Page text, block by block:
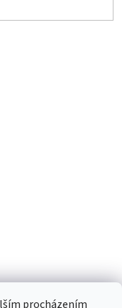
procházením